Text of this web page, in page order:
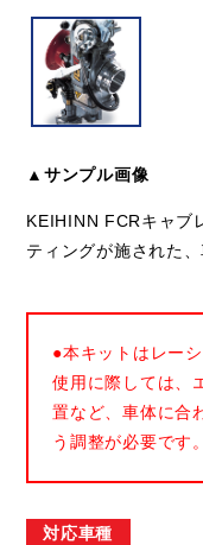
▲サンプル画像
KEIHINN FCRキャブ
ティングが施された
●本キットはレー
使用に際しては、
置など、車体に合
う調整が必要です。
対応車種